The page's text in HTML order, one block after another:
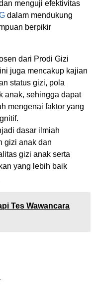
menguji efektivitas
dalam mendukung
berpikir
dari Prodi Gizi
juga mencakup kajian
status gizi, pola
anak, sehingga dapat
mengenai faktor yang
dasar ilmiah
gizi anak dan
gizi anak serta
yang lebih baik
Tes Wawancara